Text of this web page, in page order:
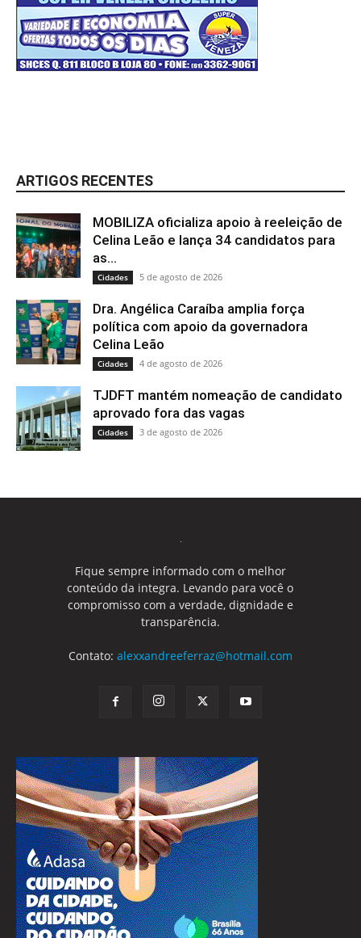
ARTIGOS RECENTES
MOBILIZA oficializa apoio à reeleição de
Celina Leão e lança 34 candidatos para
as...
Cidades 5 de agosto de 2026
Dra. Angélica Caraíba amplia força
política com apoio da governadora
Celina Leão
Cidades 4 de agosto de 2026
TJDFT mantém nomeação de candidato
aprovado fora das vagas
Cidades 3 de agosto de 2026
Fique sempre informado com o melhor
conteúdo da integra. Levando para você o
compromisso com a verdade, dignidade e
transparência.
Contato: alexxandreeferraz@hotmail.com